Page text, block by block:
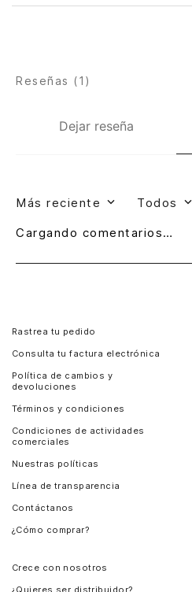
Dejar reseña
Reseñas (1 )
Más reciente Todos
Cargando comentarios…
Rastrea tu pedido
Consulta tu factura electrónica
Política de cambios y
devoluciones
Términos y condiciones
Condiciones de actividades
comerciales
Nuestras políticas
Línea de transparencia
Contáctanos
¿Cómo comprar?
Crece con nosotros